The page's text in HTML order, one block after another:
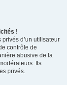
!
d’un utilisateur
contrôle de
abusive de la
Ils
privés.